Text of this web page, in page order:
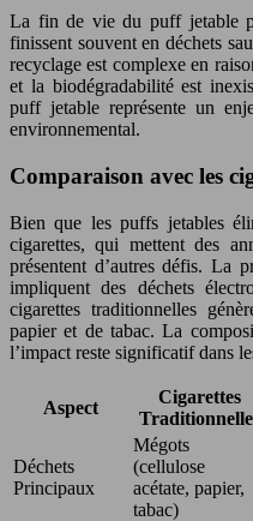
La fin de vie du puff jetable
finissent souvent en déchets
recyclage est complexe en
et la biodégradabilité est
puff jetable représente un
environnemental.
Comparaison avec les
Bien que les puffs jetables
cigarettes, qui mettent des
présentent d’autres défis. La
impliquent des déchets
cigarettes traditionnelles
papier et de tabac. La
l’impact reste significatif dans
Aspect
Cigarettes
Déchets
Principaux
Mégots
(cellulose
acétate, papier,
tabac)